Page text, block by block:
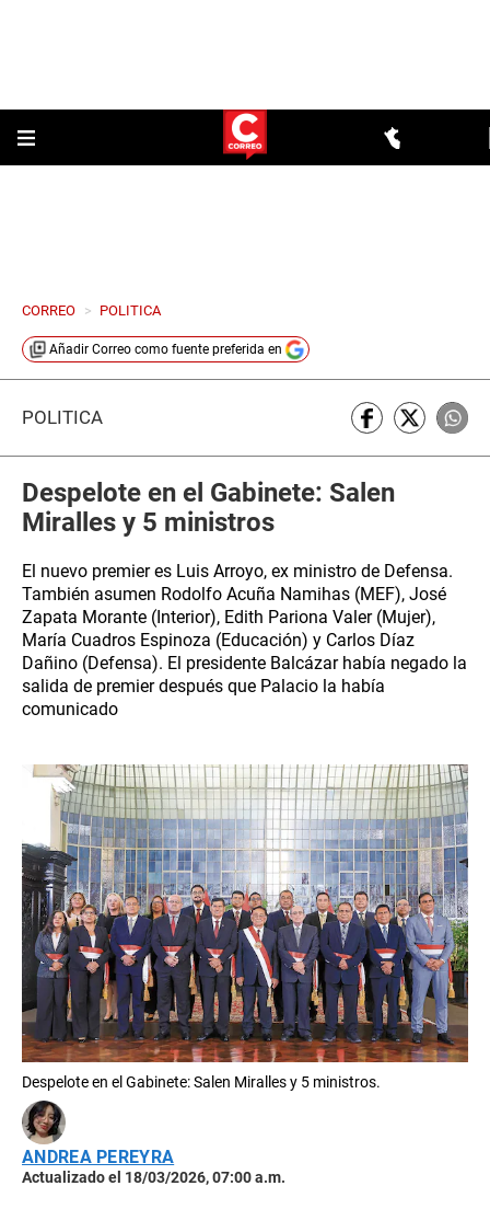
CORREO > POLITICA
Añadir Correo como fuente preferida en
POLÍTICA
Despelote en el Gabinete: Salen
Miralles y 5 ministros
El nuevo premier es Luis Arroyo, ex ministro de Defensa.
También asumen Rodolfo Acuña Namihas (MEF), José
Zapata Morante (Interior), Edith Pariona Valer (Mujer),
María Cuadros Espinoza (Educación) y Carlos Díaz
Dañino (Defensa). El presidente Balcázar había negado la
salida de premier después que Palacio la había
comunicado
Despelote en el Gabinete: Salen Miralles y 5 ministros.
ANDREA PEREYRA
Actualizado el 18/03/2026, 07:00 a.m.